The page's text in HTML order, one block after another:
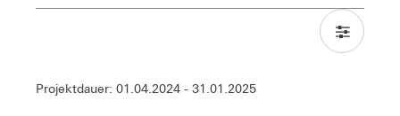
Projektdauer: 01.04.2024 - 31.01.2025